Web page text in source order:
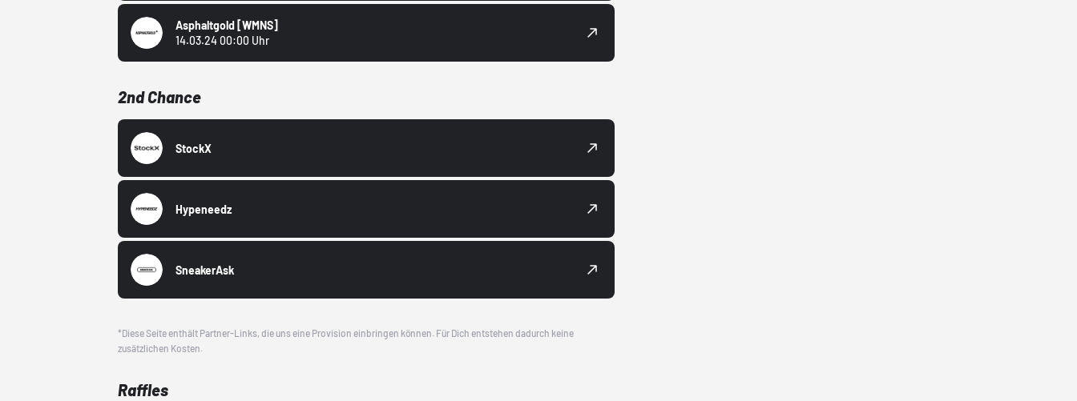
Asphaltgold [WMNS]
14.03.24 00:00 Uhr
2nd Chance
StockX
Hypeneedz
SneakerAsk
*Diese Seite enthält Partner-Links, die uns eine Provision einbringen können. Für Dich entstehen dadurch keine
zusätzlichen Kosten.
Raffles